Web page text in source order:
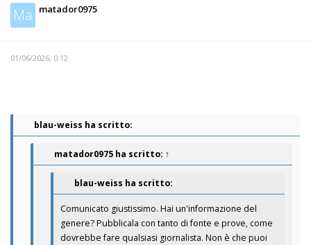
Ma matador0975
01/06/2026, 0:12
blau-weiss ha scritto:
matador0975 ha scritto: ↑
blau-weiss ha scritto:
Comunicato giustissimo. Hai un'informazione del
genere? Pubblicala con tanto di fonte e prove, come
dovrebbe fare qualsiasi giornalista. Non è che puoi